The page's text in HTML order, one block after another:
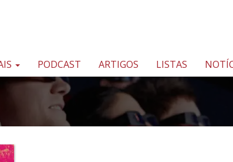
PODCAST ARTIGOS LISTAS